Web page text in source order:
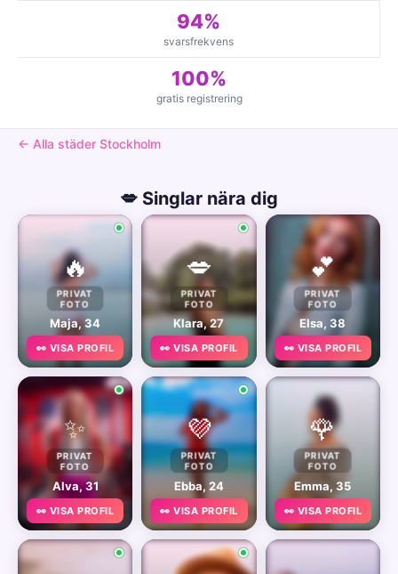
94%
svarsfrekvens
100%
gratis registrering
← Alla städer Stockholm
💋 Singlar nära dig
🔥
PRIVAT
FOTO
Maja, 34
👀 VISA PROFIL
💋
PRIVAT
FOTO
Klara, 27
👀 VISA PROFIL
💕
PRIVAT
FOTO
Elsa, 38
👀 VISA PROFIL
✨
PRIVAT
FOTO
Alva, 31
👀 VISA PROFIL
💜
PRIVAT
FOTO
Ebba, 24
👀 VISA PROFIL
🌹
PRIVAT
FOTO
Emma, 35
👀 VISA PROFIL